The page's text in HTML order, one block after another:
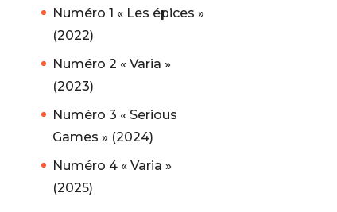
Numéro 1 « Les épices »
(2022)
Numéro 2 « Varia »
(2023)
Numéro 3 « Serious
Games » (2024)
Numéro 4 « Varia »
(2025)